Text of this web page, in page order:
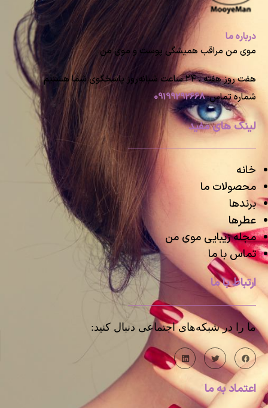
درباره ما
موی من مراقب همیشگی پوست و موی من
هفت روز هفته ، ۲۴ ساعت شبانه‌روز پاسخگوی شما هستیم
شماره تماس:09199292668
لینک های مفید
خانه
محصولات ما
برندها
عطرها
مجله زیبایی موی من
تماس با ما
ارتباط با ما
ما را در شبکه‌های اجتماعی دنبال کنید:
اعتماد به ما